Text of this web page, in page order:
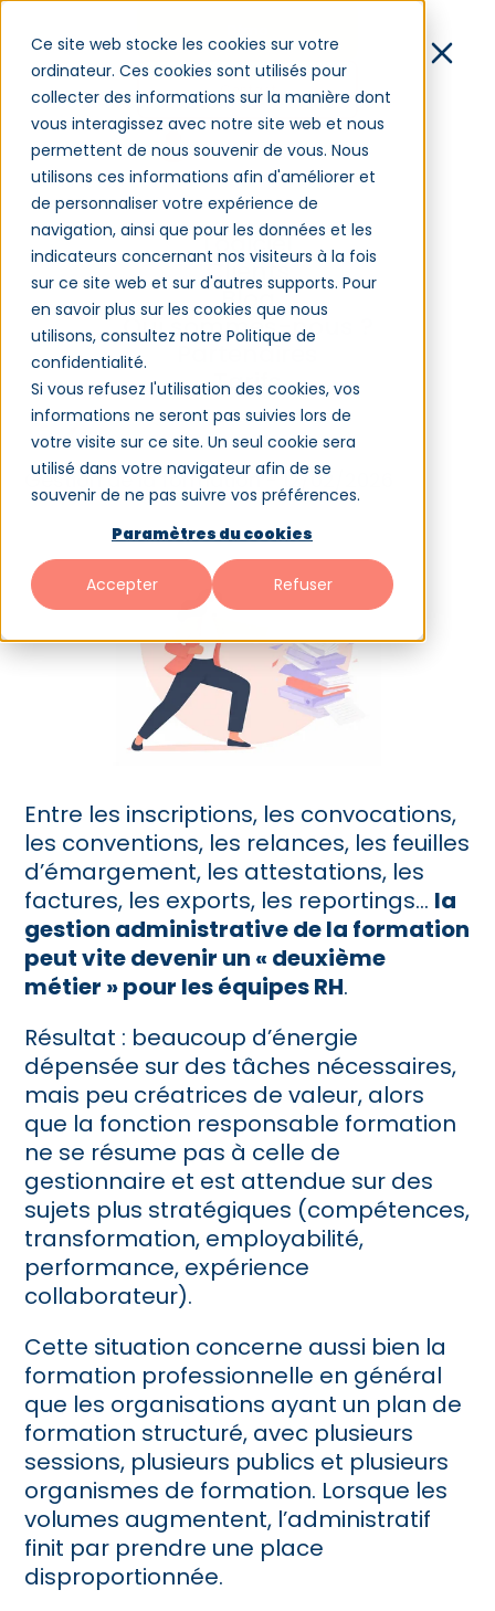
Ce site web stocke les cookies sur votre
ordinateur. Ces cookies sont utilisés pour
collecter des informations sur la manière dont
vous interagissez avec notre site web et nous
permettent de nous souvenir de vous. Nous
utilisons ces informations afin d'améliorer et
de personnaliser votre expérience de
navigation, ainsi que pour les données et les
indicateurs concernant nos visiteurs à la fois
sur ce site web et sur d'autres supports. Pour
en savoir plus sur les cookies que nous
utilisons, consultez notre Politique de
confidentialité.
Si vous refusez l'utilisation des cookies, vos
informations ne seront pas suivies lors de
votre visite sur ce site. Un seul cookie sera
utilisé dans votre navigateur afin de se
souvenir de ne pas suivre vos préférences.
Paramètres du cookies
Accepter Refuser
Contact
Connexion
Logiciel
Clients
Blog
Qui sommes-nous ?
Partenaires
Tarifs
Gestion administrative
de la formation :
comment reprendre le
contrôle (et libérer enfin
du temps)
Gestion de la formation - 12/02/2026
Entre les inscriptions, les convocations,
les conventions, les relances, les feuilles
d’émargement, les attestations, les
factures, les exports, les reportings… la
gestion administrative de la formation
peut vite devenir un « deuxième
métier » pour les équipes RH.
Résultat : beaucoup d’énergie
dépensée sur des tâches nécessaires,
mais peu créatrices de valeur, alors
que la fonction responsable formation
ne se résume pas à celle de
gestionnaire et est attendue sur des
sujets plus stratégiques (compétences,
transformation, employabilité,
performance, expérience
collaborateur).
Cette situation concerne aussi bien la
formation professionnelle en général
que les organisations ayant un plan de
formation structuré, avec plusieurs
sessions, plusieurs publics et plusieurs
organismes de formation. Lorsque les
volumes augmentent, l’administratif
finit par prendre une place
disproportionnée.